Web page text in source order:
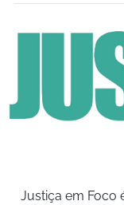
Justiça em Foco